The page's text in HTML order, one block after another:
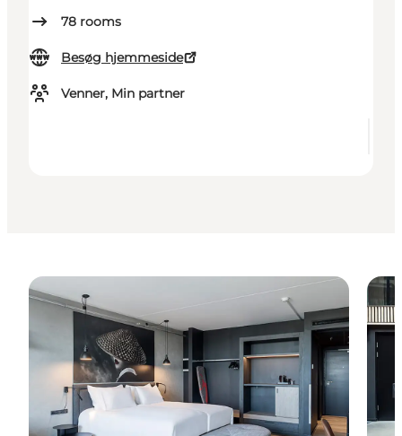
78 rooms
Besøg hjemmeside
Venner, Min partner